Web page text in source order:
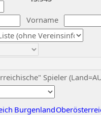
Vorname
Spieler
Burgenland